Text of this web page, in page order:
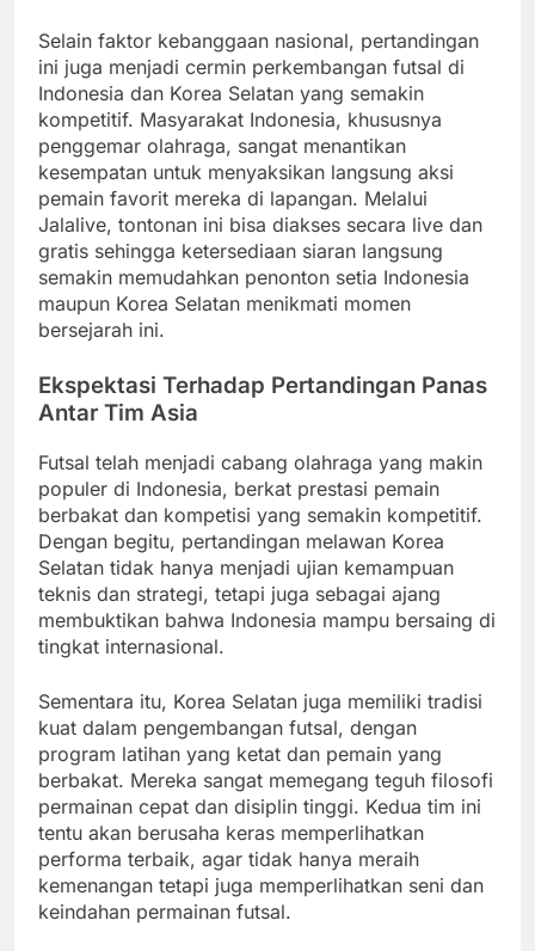
Selain faktor kebanggaan nasional, pertandingan
ini juga menjadi cermin perkembangan futsal di
Indonesia dan Korea Selatan yang semakin
kompetitif. Masyarakat Indonesia, khususnya
penggemar olahraga, sangat menantikan
kesempatan untuk menyaksikan langsung aksi
pemain favorit mereka di lapangan. Melalui
Jalalive, tontonan ini bisa diakses secara live dan
gratis sehingga ketersediaan siaran langsung
semakin memudahkan penonton setia Indonesia
maupun Korea Selatan menikmati momen
bersejarah ini.
Ekspektasi Terhadap Pertandingan Panas
Antar Tim Asia
Futsal telah menjadi cabang olahraga yang makin
populer di Indonesia, berkat prestasi pemain
berbakat dan kompetisi yang semakin kompetitif.
Dengan begitu, pertandingan melawan Korea
Selatan tidak hanya menjadi ujian kemampuan
teknis dan strategi, tetapi juga sebagai ajang
membuktikan bahwa Indonesia mampu bersaing di
tingkat internasional.
Sementara itu, Korea Selatan juga memiliki tradisi
kuat dalam pengembangan futsal, dengan
program latihan yang ketat dan pemain yang
berbakat. Mereka sangat memegang teguh filosofi
permainan cepat dan disiplin tinggi. Kedua tim ini
tentu akan berusaha keras memperlihatkan
performa terbaik, agar tidak hanya meraih
kemenangan tetapi juga memperlihatkan seni dan
keindahan permainan futsal.